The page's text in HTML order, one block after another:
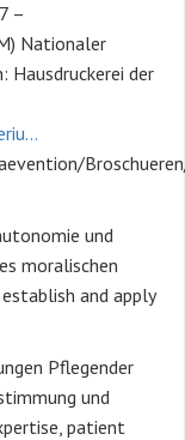
–
Nationaler
Hausdruckerei der
und
moralischen
and apply
Pflegender
und
patient